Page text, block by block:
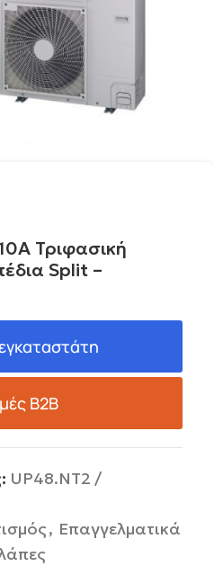
Τριφασική
Split –
B2B
UP48.NT2 /
, Επαγγελματικά